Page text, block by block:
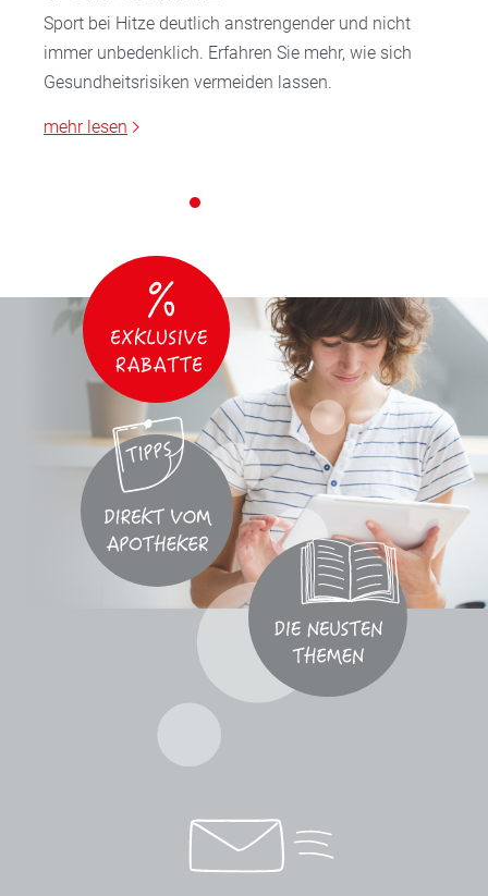
Sport bei Hitze deutlich anstrengender und nicht
immer unbedenklich. Erfahren Sie mehr, wie sich
Gesundheitsrisiken vermeiden lassen.
mehr lesen